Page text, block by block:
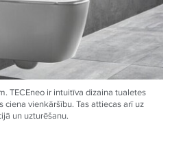
TECEneo ir intuitīva dizaina tualetes
vienkāršību. Tas attiecas arī uz
un uzturēšanu.